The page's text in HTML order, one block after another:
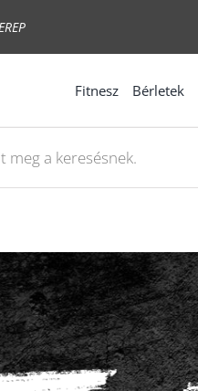
Fitnesz Bérletek
meg a keresésnek.